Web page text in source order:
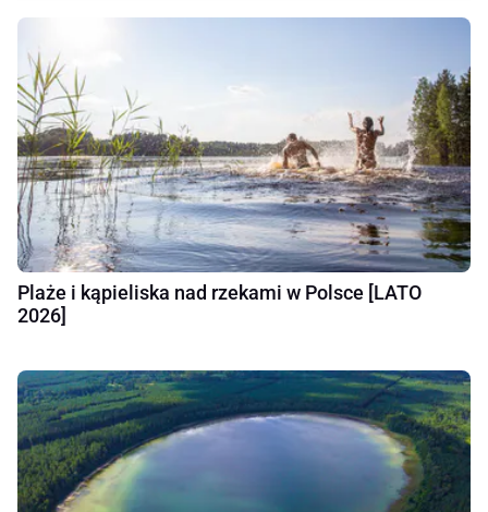
Plaże i kąpieliska nad rzekami w Polsce [LATO
2026]